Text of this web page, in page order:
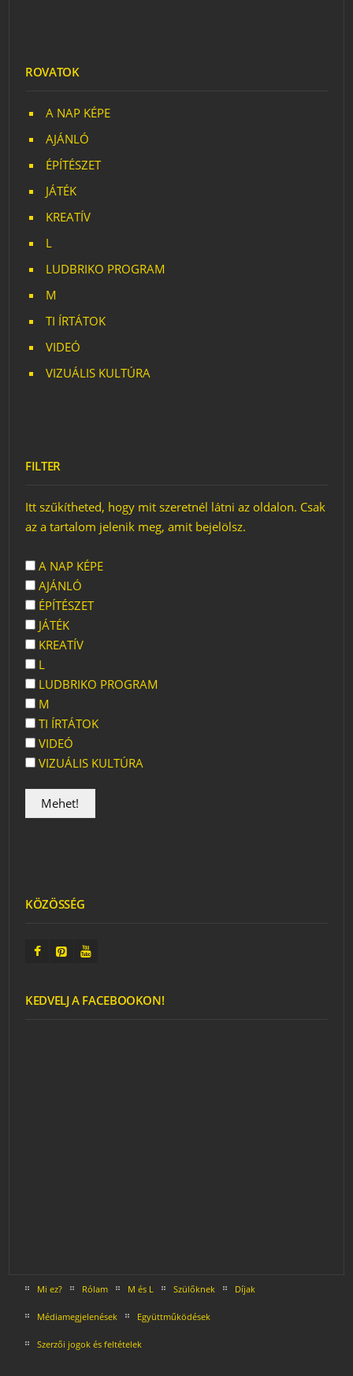
ROVATOK
A NAP KÉPE
AJÁNLÓ
ÉPÍTÉSZET
JÁTÉK
KREATÍV
L
LUDBRIKO PROGRAM
M
TI ÍRTÁTOK
VIDEÓ
VIZUÁLIS KULTÚRA
FILTER
Itt szűkítheted, hogy mit szeretnél látni az oldalon. Csak
az a tartalom jelenik meg, amit bejelölsz.
A NAP KÉPE
AJÁNLÓ
ÉPÍTÉSZET
JÁTÉK
KREATÍV
L
LUDBRIKO PROGRAM
M
TI ÍRTÁTOK
VIDEÓ
VIZUÁLIS KULTÚRA
KÖZÖSSÉG
KEDVELJ A FACEBOOKON!
Mi ez? Rólam M és L Szülőknek Díjak
Médiamegjelenések Együttműködések
Szerzői jogok és feltételek